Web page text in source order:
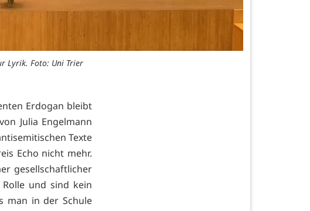
Lyrik. Foto: Uni Trier
Erdogan bleibt
Julia Engelmann
Texte
Echo nicht mehr.
gesellschaftlicher
und sind kein
man in der Schule